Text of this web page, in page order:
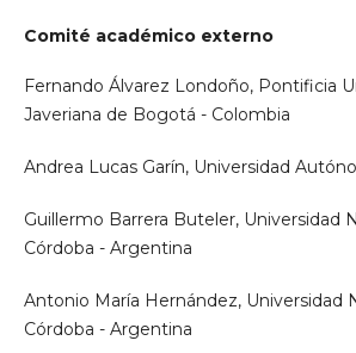
Comité académico externo
Fernando Álvarez Londoño, Pontificia
Javeriana de Bogotá - Colombia
Andrea Lucas Garín, Universidad
Guillermo Barrera Buteler, Universidad
Córdoba - Argentina
Antonio María Hernández, Universidad
Córdoba - Argentina